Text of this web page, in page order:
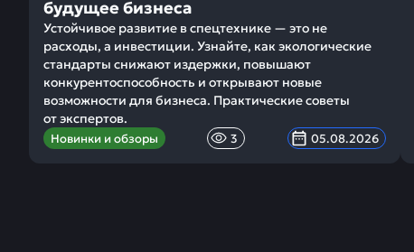
будущее бизнеса
Устойчивое развитие в спецтехнике — это не
расходы, а инвестиции. Узнайте, как экологические
стандарты снижают издержки, повышают
конкурентоспособность и открывают новые
возможности для бизнеса. Практические советы
от экспертов.
Новинки и обзоры 3 05.08.2026